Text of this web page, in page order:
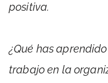
positiva.
¿Qué has
trabajo en la